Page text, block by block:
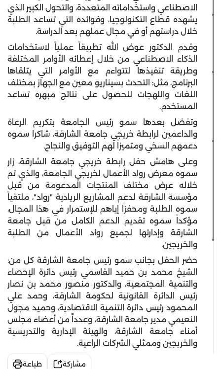
الاصطناعي واستخداماته المتعددة، والتحول الكبير الذي
يشهده قطاع التكنولوجيا، وفوائده التي تساعد الطلبة
خلال دراستهم أو في مجال عملهم بعد الدراسة.
وقدم الدكتور عوض الله تطبيقاً عملياً لاستخدامات
الذكاء الاصطناعي من خلال إعطائه الأوامر المختلفة
وطريقة تنفيذها لتتواءم مع الأوامر التي يتلقاها
البرنامج، مثل: التحدث بسيناريو معين مع الجهاز بمختلف
اللغات واللهجات للحصول على نتائج مبهره تساعد
المستخدم.
وتفضل بعدها سمو رئيس الجامعة بتكريم الرعاة
والداعمين لرابطة خريجي جامعة الشارقة، شاكراً سموه
دعمهم السخي ومتميزاً لهم التوفيق والنجاح.
وعلى هامش حفل رابطة خريجي جامعة الشارقة، زار
سموه معرض رواد الأعمال لخريجي الجامعة، والذي تم
خلاله عرض مختلف المنتجات المدعومة من قبل
مؤسسة الشارقة لدعم المشاريع الريادية "رواد"، ملتقياً
سموه الطلبة ومحفزاً إياهم للإستمرار في هذا المجال،
مؤكداً سموه تقديم الدعم الكامل من قبل جامعة
الشارقة وإدارتها لجميع رواد الأعمال من الطلبة
والخريجين.
حضر الحفل بجانب سمو رئيس جامعة الشارقة كل من:
الشيخ محمد بن حميد القاسمي رئيس دائرة الإحصاء
والتنمية المجتمعية، والدكتور منصور محمد بن نصار
رئيس الدائرة القانونية لحكومة الشارقة، وحمد علي
المحمود رئيس دائرة التنمية الاقتصادية، وحميد مجول
النعيمي مدير جامعة الشارقة، وعدداً من أعضاء مجلس
أمناء جامعة الشارقة، والهيئة الإدارية والتدريسية
والخريجين وممثلي الشركات الراعية.
مشاركة طباعة